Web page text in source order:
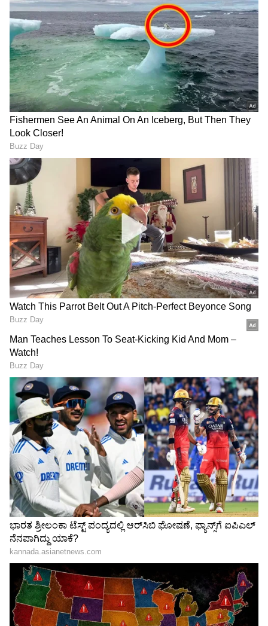
Image Credit :Chat Gpt
ಸೆನ್ಸರ್ ಆಧಾರಿತ ಸ್ಮಾರ್ಟ್ ಪ್ಲಾಂಟರ್
ಹೊಸ ತಂತ್ರಜ್ಞಾನವನ್ನು ಹೊಂದಿರುವ ಸೆನ್ಸರ್ ಆಧಾರಿತ
ಪ್ಲಾಂಟರ್‌ಗಳು ಮಣ್ಣಿನ ತೇವಾಂಶ, ತಾಪಮಾನ ಮತ್ತು ನೀರಿನ
ಅಗತ್ಯವನ್ನು ಗಮನಿಸುತ್ತವೆ. ಅನೇಕ ಮಾಡೆಲ್‌ಗಳು ಮೊಬೈಲ್
ಆ್ಯಪ್ ಮೂಲಕ ನೋಟಿಫಿಕೇಶನ್‌ಗಳನ್ನು ಕಳುಹಿಸುತ್ತವೆ,
ಇದರಿಂದ ಗಿಡಗಳ ಆರೈಕೆ ಮಾಡುವುದು ಸುಲಭವಾಗುತ್ತದೆ.
ಟೆಕ್-ಫ್ರೆಂಡ್ಲಿ ಮನೆಗಳಿಗೆ ಇದು ಅತ್ಯುತ್ತಮ ಆಯ್ಕೆಯಾಗಿದೆ.
Related Articles
ಹಣಕ್ಕಾಗಿ ಅಲ್ಲ; ಸುಖ, ಸಂತೋಷ, ನೆಮ್ಮದಿ, ನಿದ್ದೆಗಾಗಿ
ಈ 6 ಗಿಡ ಮನೆಯೊಳಗೆ ಬೆಳೆಸಿ
Wooden Flooring: ಟೈಲ್ಸ್-ಮಾರ್ಬಲ್ ಬಿಡಿ, ವುಡನ್
ಫ್ಲೋರಿಂಗ್‌ನಿಂದ ಮನೆಗೆ ಲಕ್ಸುರಿ ಲುಕ್ ಕೊಡಿ
3
5